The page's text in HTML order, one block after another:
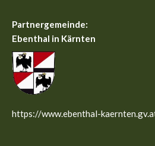
Partnergemeinde:
Ebenthal in Kärnten
https://www.ebenthal-